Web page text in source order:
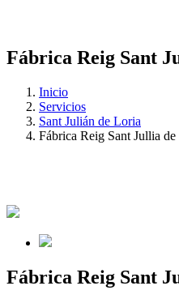
Fábrica Reig Sant
Inicio
Servicios
Sant Julián de Loria
Fábrica Reig Sant Jullia
Fábrica Reig Sant